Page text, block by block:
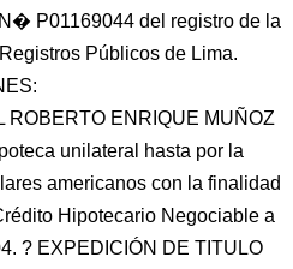
P01169044 del registro de la
Públicos de Lima.
ROBERTO ENRIQUE MUÑOZ
unilateral hasta por la
americanos con la finalidad
Hipotecario Negociable a
? EXPEDICIÓN DE TITULO